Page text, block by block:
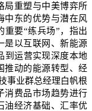
局重塑与中美博弈所
中东的优势与潜在风
重要“练兵场”，指出
是以互联网、新能源
到运营实现深度本地
推动的能源转型、经
事业群总经理白帆根
消费品市场趋势进行
油经济基础、汇率优